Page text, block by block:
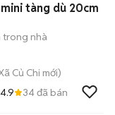
tàng dù 20cm
trong nhà
Củ Chi mới)
4.9 34đã bán